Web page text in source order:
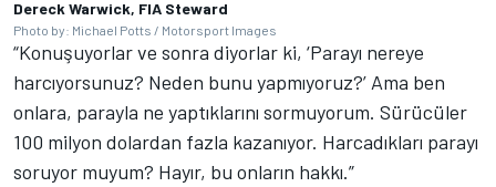
Dereck Warwick, FIA Steward
Photo by: Michael Potts / Motorsport Images
“Konuşuyorlar ve sonra diyorlar ki, ‘Parayı nereye
harcıyorsunuz? Neden bunu yapmıyoruz?’ Ama ben
onlara, parayla ne yaptıklarını sormuyorum. Sürücüler
100 milyon dolardan fazla kazanıyor. Harcadıkları parayı
soruyor muyum? Hayır, bu onların hakkı.”